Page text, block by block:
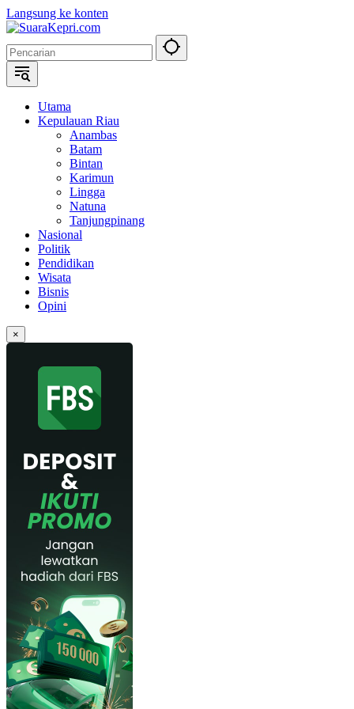
Langsung ke konten
Utama
Kepulauan Riau
Anambas
Batam
Bintan
Karimun
Lingga
Natuna
Tanjungpinang
Nasional
Politik
Pendidikan
Wisata
Bisnis
Opini
×